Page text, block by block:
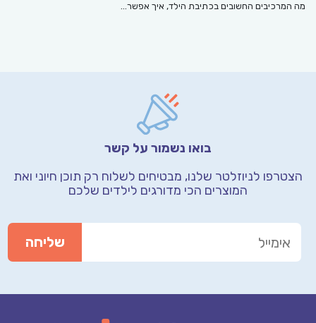
מה המרכיבים החשובים בכתיבת הילד, איך אפשר…
בואו נשמור על קשר
הצטרפו לניוזלטר שלנו, מבטיחים לשלוח רק תוכן חיוני ואת
המוצרים הכי מדורגים לילדים שלכם